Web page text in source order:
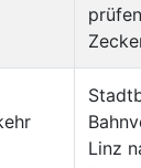
Linz